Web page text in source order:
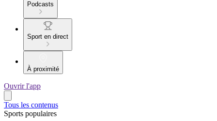
Podcasts
Sport en direct
À proximité
Ouvrir l'app
Tous les contenus
Sports populaires